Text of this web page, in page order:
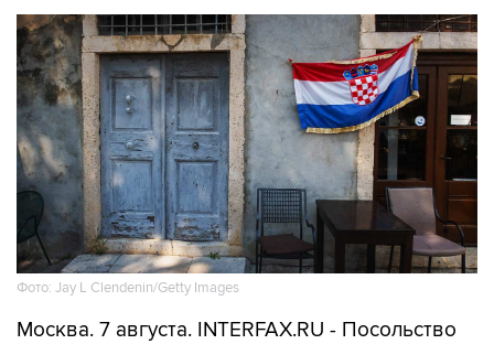
Фото: Jay L Clendenin/Getty Images
Москва. 7 августа. INTERFAX.RU - Посольство